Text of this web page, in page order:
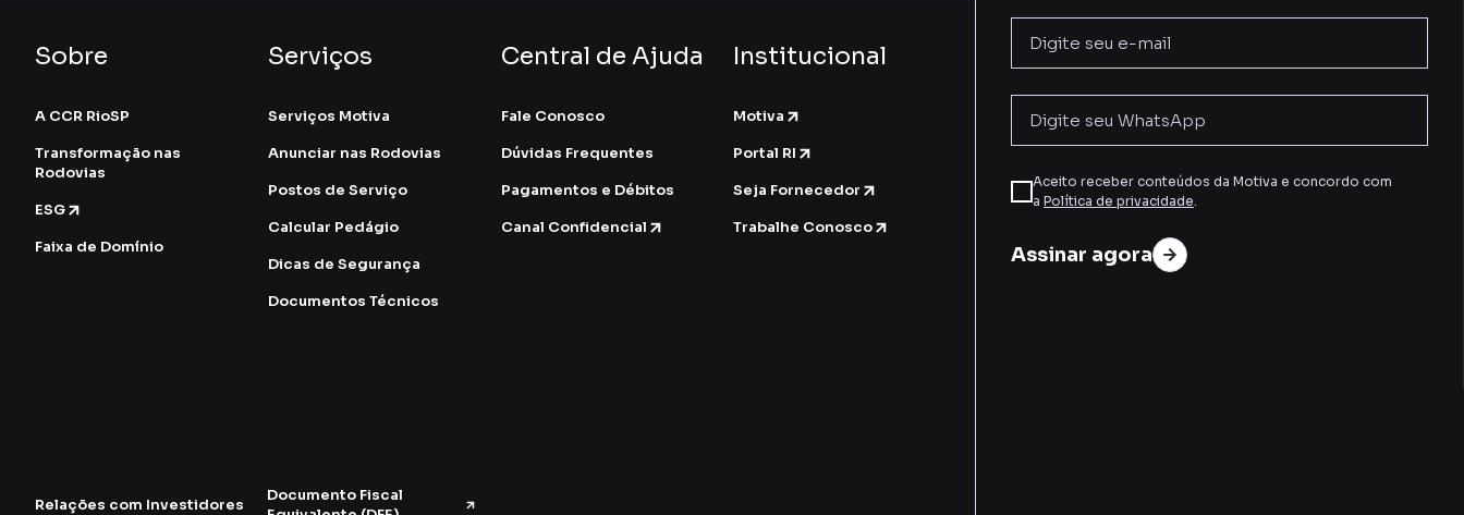
Sobre
A CCR RioSP
Transformação nas
Rodovias
ESG
Faixa de Domínio
Serviços
Serviços Motiva
Anunciar nas Rodovias
Postos de Serviço
Calcular Pedágio
Dicas de Segurança
Documentos Técnicos
Central de Ajuda
Fale Conosco
Dúvidas Frequentes
Pagamentos e Débitos
Canal Confidencial
Institucional
Motiva
Portal RI
Seja Fornecedor
Trabalhe Conosco
Relações com Investidores
Documento Fiscal
Aceito receber conteúdos da Motiva e concordo com
a Política de privacidade.
Assinar agora